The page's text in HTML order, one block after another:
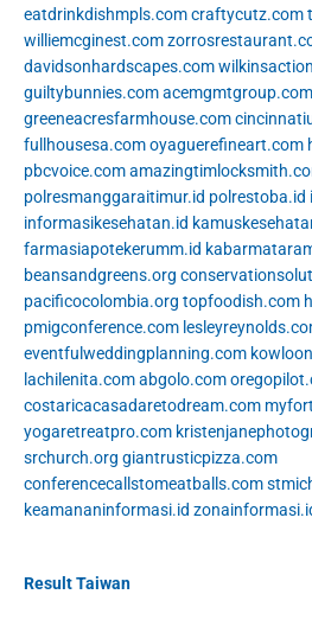
eatdrinkdishmpls.comcraftycutz.com
williemcginest.com
davidsonhardscapes.com
guiltybunnies.comacemgmtgroup.com
greeneacresfarmhouse.com
fullhousesa.comoyaguerefineart.com
pbcvoice.com
polresmanggaraitimur.id polrestoba.id
informasikesehatan.id
farmasiapotekerumm.id
beansandgreens.org
pacificocolombia.org topfoodish.com
pmigconference.com
eventfulweddingplanning.com
lachilenita.comabgolo.com
costaricacasadaretodream.com
yogaretreatpro.com
srchurch.org giantrusticpizza.com
conferencecallstomeatballs.com
keamananinformasi.id
Result Taiwan